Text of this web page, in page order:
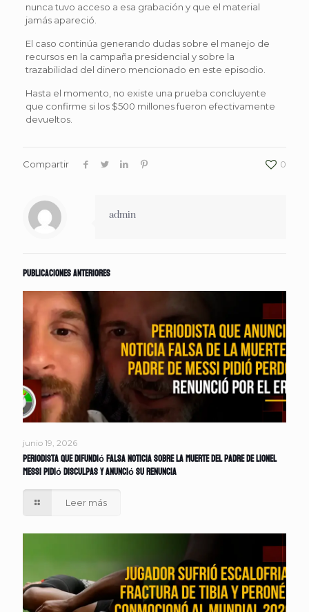
nunca tuvo acceso a esa grabación y que el material
jamás apareció.
El caso continúa generando dudas sobre el manejo de
recursos en la campaña presidencial y sobre la
trazabilidad del dinero mencionado en este episodio.
Hasta el momento, no existe una prueba concluyente
que confirme si los $500 millones fueron efectivamente
devueltos.
Compartir 0
admin
Publicaciones anteriores
junio 19, 2026
Periodista que difundió falsa noticia sobre la muerte del padre de Lionel
Messi pidió disculpas y anunció su renuncia
Leer más